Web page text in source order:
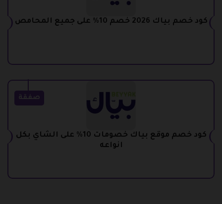
كود خصم بياك 2026 خصم 10% على جميع المحامص
صفقة
كود خصم موقع بياك خصومات 10% على الشاي بكل
انواعه